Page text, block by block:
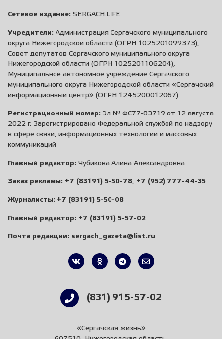
Сетевое издание: SERGACH.LIFE
Учредители: Администрация Сергачского муниципального
округа Нижегородской области (ОГРН 1025201099373),
Совет депутатов Сергачского муниципального округа
Нижегородской области (ОГРН 1025201106204),
Муниципальное автономное учреждение Сергачского
муниципального округа Нижегородской области «Сергачский
информационный центр» (ОГРН 1245200012067).
Регистрационный номер: Эл № ФС77-83719 от 12 августа
2022 г. Зарегистрировано Федеральной службой по надзору
в сфере связи, информационных технологий и массовых
коммуникаций
Главный редактор: Чубикова Алина Александровна
Заказ рекламы: +7 (83191) 5-50-78 +7 (952) 777-44-35
Журналисты: +7 (83191) 5-50-08
Главный редактор: +7 (83191) 5-57-02
Почта редакции: sergach_gazeta@list.ru
(831) 915-57-02
«Сергачская жизнь»